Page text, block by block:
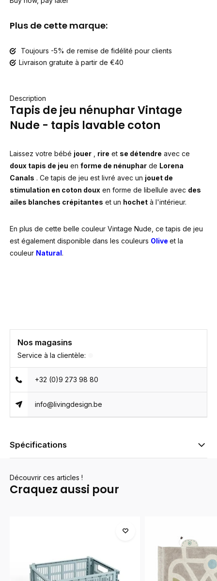
Plus de cette marque:
Toujours -5% de remise de fidélité pour clients
Livraison gratuite à partir de €40
Description
Tapis de jeu nénuphar Vintage
Nude - tapis lavable coton
Laissez votre bébé jouer rire et se détendre avec ce
doux tapis de jeu en forme de nénuphar de Lorena
Canals . Ce tapis de jeu est livré avec un jouet de
stimulation en coton doux en forme de libellule avec des
ailes blanches crépitantes et un hochet à l'intérieur.
En plus de cette belle couleur Vintage Nude, ce tapis de jeu
est également disponible dans les couleurs Olive et la
couleur Natural.
Nos magasins
Service à la clientèle:
+32 (0)9 273 98 80
info@livingdesign.be
Spécifications
Découvrir ces articles !
Craquez aussi pour